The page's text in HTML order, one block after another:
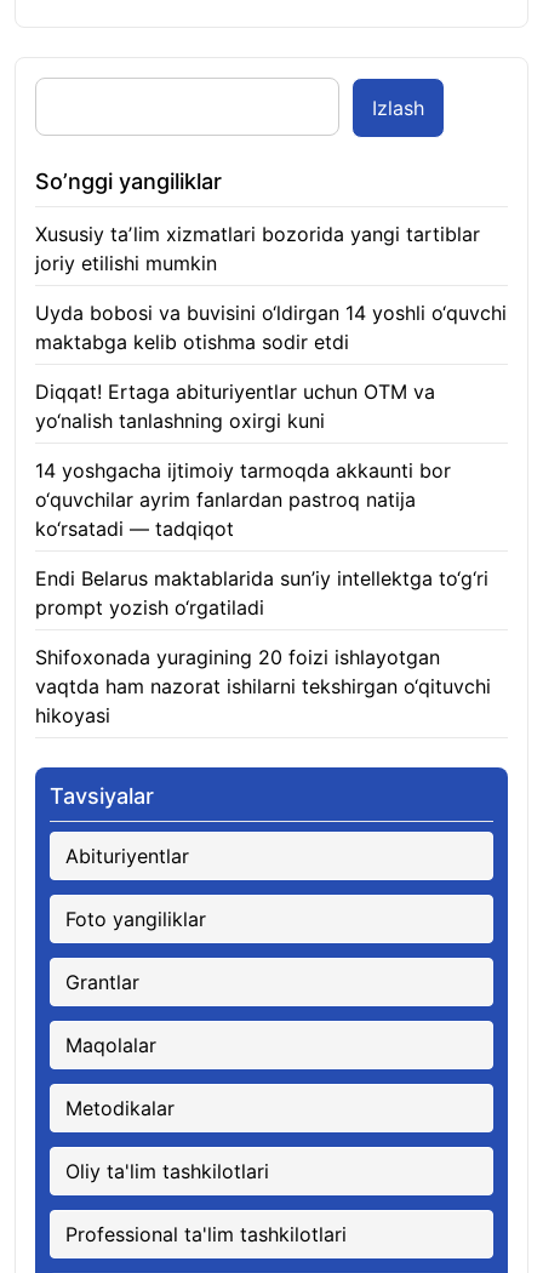
Izlash
So’nggi yangiliklar
Xususiy taʼlim xizmatlari bozorida yangi tartiblar
joriy etilishi mumkin
Uyda bobosi va buvisini o‘ldirgan 14 yoshli o‘quvchi
maktabga kelib otishma sodir etdi
Diqqat! Ertaga abituriyentlar uchun OTM va
yo‘nalish tanlashning oxirgi kuni
14 yoshgacha ijtimoiy tarmoqda akkaunti bor
o‘quvchilar ayrim fanlardan pastroq natija
ko‘rsatadi — tadqiqot
Endi Belarus maktablarida sun’iy intellektga to‘g‘ri
prompt yozish o‘rgatiladi
Shifoxonada yuragining 20 foizi ishlayotgan
vaqtda ham nazorat ishilarni tekshirgan o‘qituvchi
hikoyasi
Tavsiyalar
Abituriyentlar
Foto yangiliklar
Grantlar
Maqolalar
Metodikalar
Oliy ta'lim tashkilotlari
Professional ta'lim tashkilotlari